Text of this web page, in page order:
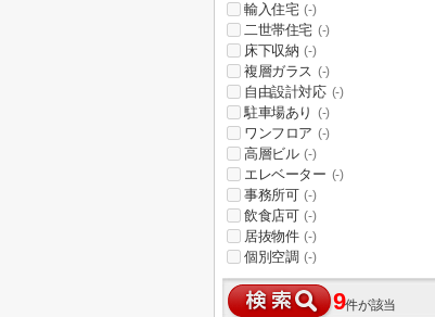
輸入住宅 (-)
二世帯住宅 (-)
床下収納 (-)
複層ガラス (-)
自由設計対応 (-)
駐車場あり (-)
ワンフロア (-)
高層ビル (-)
エレベーター (-)
事務所可 (-)
飲食店可 (-)
居抜物件 (-)
個別空調 (-)
9件が該当